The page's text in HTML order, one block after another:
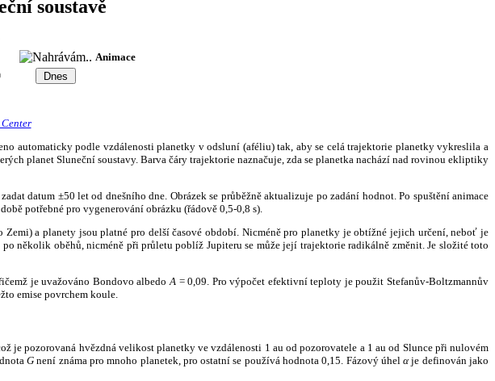
soustavě
Animace
automaticky podle vzdálenosti planetky v odsluní (aféliu) tak, aby se celá trajektorie planetky vykreslila a
planet Sluneční soustavy. Barva čáry trajektorie naznačuje, zda se planetka nachází nad rovinou ekliptiky
datum ±50 let od dnešního dne. Obrázek se průběžně aktualizuje po zadání hodnot. Po spuštění animace
potřebné pro vygenerování obrázku (řádově 0,5-0,8 s).
Zemi) a planety jsou platné pro delší časové období. Nicméně pro planetky je obtížné jejich určení, neboť je
několik oběhů, nicméně při průletu poblíž Jupiteru se může její trajektorie radikálně změnit. Je složité toto
je uvažováno Bondovo albedo A = 0,09. Pro výpočet efektivní teploty je použit Stefanův-Boltzmannův
emise povrchem koule.
je pozorovaná hvězdná velikost planetky ve vzdálenosti 1 au od pozorovatele a 1 au od Slunce při nulovém
G není známa pro mnoho planetek, pro ostatní se používá hodnota 0,15. Fázový úhelα je definován jako